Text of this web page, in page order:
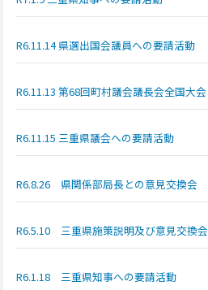
R6.11.14 県選出国会議員への要請活動
R6.11.13 第68回町村議会議長会全国大会
R6.11.15 三重県議会への要請活動
R6.8.26 県関係部局長との意見交換会
R6.5.10 三重県施策説明及び意見交換会
R6.1.18 三重県知事への要請活動